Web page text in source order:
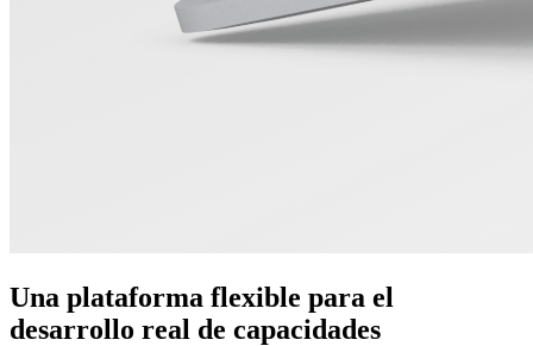
Una plataforma flexible para el
desarrollo real de capacidades